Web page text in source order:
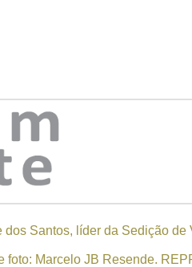
Santos, líder da Sedição de
foto: Marcelo JB Resende.